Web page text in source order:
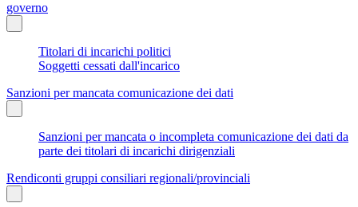
governo
Titolari di incarichi politici
Soggetti cessati dall'incarico
Sanzioni per mancata comunicazione dei dati
Sanzioni per mancata o incompleta comunicazione dei dati da
parte dei titolari di incarichi dirigenziali
Rendiconti gruppi consiliari regionali/provinciali